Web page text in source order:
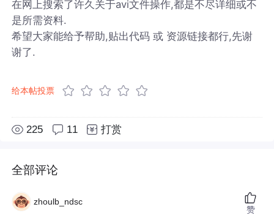
在网上搜索了许久关于avi文件操作,都是不尽详细或不
是所需资料.
希望大家能给予帮助,贴出代码 或 资源链接都行,先谢
谢了.
给本帖投票
225 11 打赏
全部评论
zhoulb_ndsc
赞